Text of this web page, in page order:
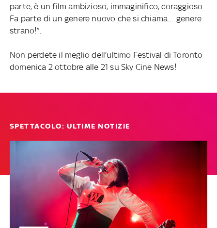
parte, è un film ambizioso, immaginifico, coraggioso.
Fa parte di un genere nuovo che si chiama… genere
strano!”.
Non perdete il meglio dell’ultimo Festival di Toronto
domenica 2 ottobre alle 21 su Sky Cine News!
SPETTACOLO: ULTIME NOTIZIE